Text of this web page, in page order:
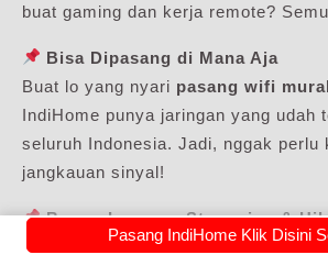
buat gaming dan kerja remote?
Bisa Dipasang di Mana Aja
Buat lo yang nyari pasang wifi
IndiHome punya jaringan yang udah
seluruh Indonesia. Jadi, nggak perlu
jangkauan sinyal!
Bonus Layanan Streaming &
Kalau lo langganan IndiHome, lo juga
Pasang IndiHome Klik Disini